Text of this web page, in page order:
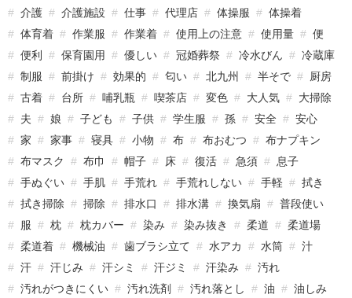
介護
介護施設 仕事 代理店 体操服
体操着
体育着
作業服 作業着 使用上の注意 使用量
便
便利
保育園用 優しい 冠婚葬祭 冷水びん
冷蔵庫
制服
前掛け 効果的 匂い 北九州 半そで
厨房
古着
台所 哺乳瓶 喫茶店 変色 大人気
大掃除
夫
娘 子ども 子供 学生服 孫 安全
安心
家
家事 寝具 小物 布 布おむつ
布ナプキン
布マスク
布巾 帽子 床 復活 急須
息子
手ぬぐい
手肌 手荒れ 手荒れしない 手軽
拭き
拭き掃除
掃除 排水口 排水溝 換気扇
普段使い
服
枕 枕カバー 染み 染み抜き 柔道
柔道場
柔道着
機械油 歯ブラシ立て 水アカ 水筒
汁
汗
汗じみ 汗シミ 汗ジミ 汗染み
汚れ
汚れがつきにくい
汚れ洗剤 汚れ落とし 油 油しみ